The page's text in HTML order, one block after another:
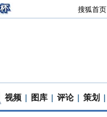
搜狐首页
视频 | 图库 | 评论 | 策划 |